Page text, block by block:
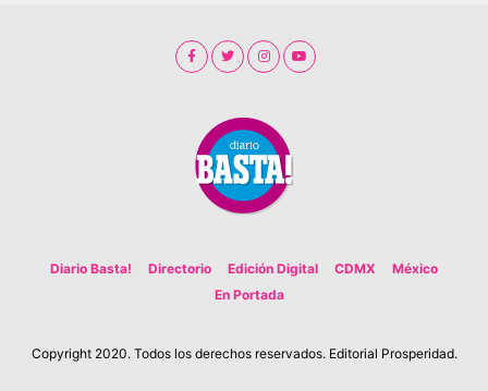
Diario Basta! Directorio Edición Digital CDMX
México
En Portada
Copyright 2020. Todos los derechos reservados. Editorial Prosperidad.